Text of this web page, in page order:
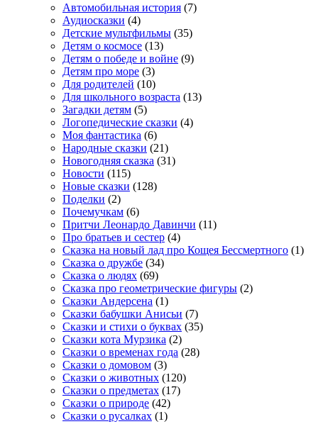
Автомобильная история (7)
Аудиосказки (4)
Детские мультфильмы (35)
Детям о космосе (13)
Детям о победе и войне (9)
Детям про море (3)
Для родителей (10)
Для школьного возраста (13)
Загадки детям (5)
Логопедические сказки (4)
Моя фантастика (6)
Народные сказки (21)
Новогодняя сказка (31)
Новости (115)
Новые сказки (128)
Поделки (2)
Почемучкам (6)
Притчи Леонардо Давинчи (11)
Про братьев и сестер (4)
Сказка на новый лад про Кощея Бессмертного (1)
Сказка о дружбе (34)
Сказка о людях (69)
Сказка про геометрические фигуры (2)
Сказки Андерсена (1)
Сказки бабушки Анисьи (7)
Сказки и стихи о буквах (35)
Сказки кота Мурзика (2)
Сказки о временах года (28)
Сказки о домовом (3)
Сказки о животных (120)
Сказки о предметах (17)
Сказки о природе (42)
Сказки о русалках (1)